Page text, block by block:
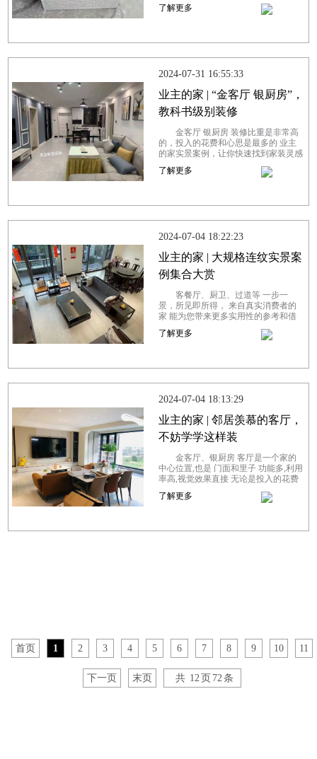
颜值说话 对于瓷砖，越白的坯体能呈
了解更多
2024-07-31 16:55:33
业主的家 | “金客厅 银厨房”，
教科书级别装修
金客厅 银厨房 装修比重是非常高
的，投入的花费和心思是最多的 业主
的家实景案例，让你快速找到家装灵感
对于注重生活品质的屋主陆先生来说，
她追求个性与时尚，但更看重实用性...
了解更多
2024-07-04 18:22:23
业主的家 | 大规格连纹实景案
例集合大赏
客餐厅、厨卫、过道等 一步一
景，所见即所得， 来自真实消费者的
家 能为您带来更多实用性的参考和借
鉴 以光为引，引入自然之美，将窗外
美景尽收眼底。大面落地窗搭配大规格
了解更多
2024-07-04 18:13:29
业主的家 | 邻居羡慕的客厅，
不妨学学这样装
金客厅、银厨房 客厅是一个家的
中心位置,也是 门面和里子 功能多,利用
率高,视觉效果直接 无论是投入的花费
还是心思都是最多的 你梦想中的客厅
是什么样子的？或许是健康舒适的、...
了解更多
首页 1 2 3 4 5 6 7 8 9 10 11
下一页 末页 共 12 页 72条